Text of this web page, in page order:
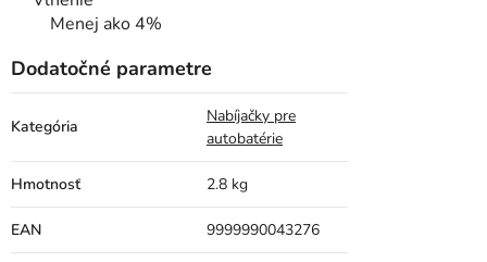
Menej ako 4%
Dodatočné parametre
Kategória
Nabíjačky pre
autobatérie
Hmotnosť 2.8 kg
EAN 9999990043276